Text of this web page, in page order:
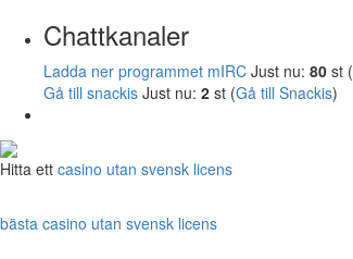
Chattkanaler
Ladda ner programmet mIRC Just nu: 80 st (
Gå till snackis Just nu: 2 st (Gå till Snackis)
Hitta ett casino utan svensk licens
bästa casino utan svensk licens